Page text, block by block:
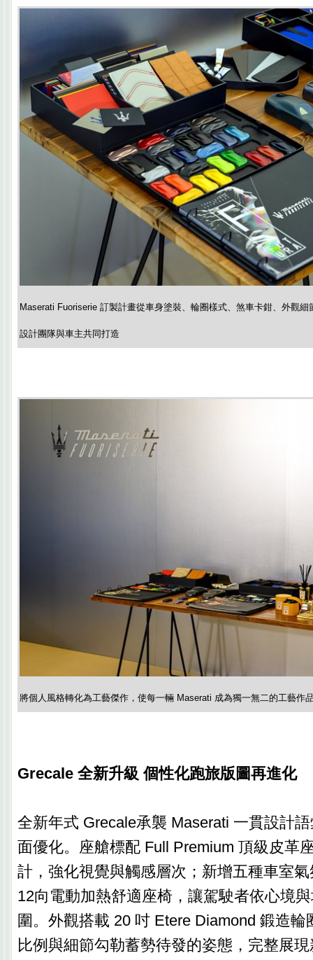
Maserati Fuoriserie 訂製計畫從車身塗裝、輪圈樣式、煞車卡鉗、外觀
設計團隊與車主共同打造
將個人風格轉化為工藝傑作，使每一輛 Maserati 成為獨一無二的工藝作
Grecale 全新升級 個性化跑旅版圖再進化
全新年式 Grecale承襲 Maserati 一貫設計
面優化。座艙標配 Full Premium 頂級皮革
計，強化視覺與觸感層次；新增五種車室
12向電動加熱舒適座椅，讓駕駛者依心境
圍。外觀搭載 20 吋 Etere Diamond 鍛造
比例與細節勾勒蓄勢待發的姿態，完整展